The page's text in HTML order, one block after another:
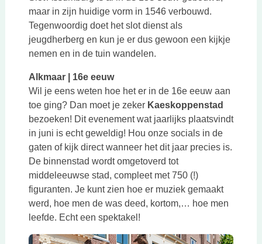
maar in zijn huidige vorm in 1546 verbouwd.
Tegenwoordig doet het slot dienst als
jeugdherberg en kun je er dus gewoon een kijkje
nemen en in de tuin wandelen.
Alkmaar | 16e eeuw
Wil je eens weten hoe het er in de 16e eeuw aan
toe ging? Dan moet je zeker Kaeskoppenstad
bezoeken! Dit evenement wat jaarlijks plaatsvindt
in juni is echt geweldig! Hou onze socials in de
gaten of kijk direct wanneer het dit jaar precies is.
De binnenstad wordt omgetoverd tot
middeleeuwse stad, compleet met 750 (!)
figuranten. Je kunt zien hoe er muziek gemaakt
werd, hoe men de was deed, kortom,… hoe men
leefde. Echt een spektakel!